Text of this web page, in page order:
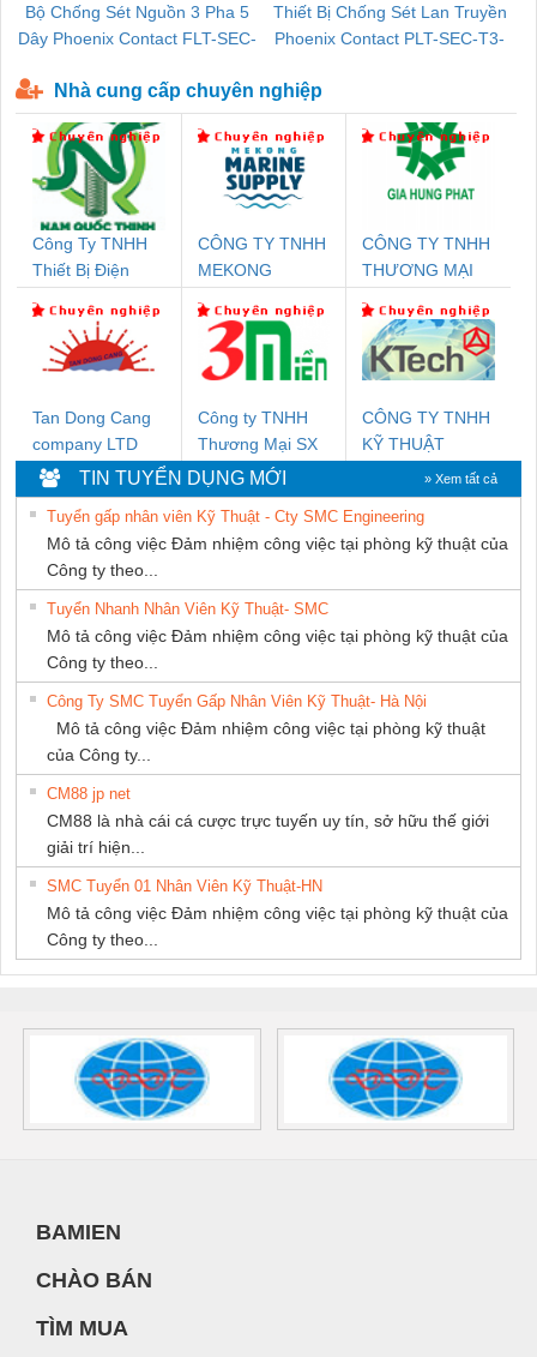
Bộ Chống Sét Nguồn 3 Pha 5
Dây Phoenix Contact FLT-SEC-
Thiết Bị Chống Sét Lan Truyền
Phoenix Contact PLT-SEC-T3-
Nhà cung cấp chuyên nghiệp
Công Ty TNHH
Thiết Bị Điện
CÔNG TY TNHH
MEKONG
SUPPLY
CÔNG TY TNHH
THƯƠNG MẠI
THUẬT ĐIỆN CƠ
GIA HƯNG
PHÁT
Tan Dong Cang
company LTD
Công ty TNHH
Thương Mại SX
Ba Miền
CÔNG TY TNHH
KỸ THUẬT
KTECH VIỆT
NAM
TIN TUYỂN DỤNG MỚI » Xem tất cả
Tuyển gấp nhân viên Kỹ Thuật - Cty SMC Engineering
Mô tả công việc Đảm nhiệm công việc tại phòng kỹ thuật của
Công ty theo...
Tuyển Nhanh Nhân Viên Kỹ Thuật- SMC
Mô tả công việc Đảm nhiệm công việc tại phòng kỹ thuật của
Công ty theo...
Công Ty SMC Tuyển Gấp Nhân Viên Kỹ Thuật- Hà Nội
Mô tả công việc Đảm nhiệm công việc tại phòng kỹ thuật
của Công ty...
CM88 jp net
CM88 là nhà cái cá cược trực tuyến uy tín, sở hữu thế giới
giải trí hiện...
SMC Tuyển 01 Nhân Viên Kỹ Thuật-HN
Mô tả công việc Đảm nhiệm công việc tại phòng kỹ thuật của
Công ty theo...
BAMIEN
CHÀO BÁN
TÌM MUA